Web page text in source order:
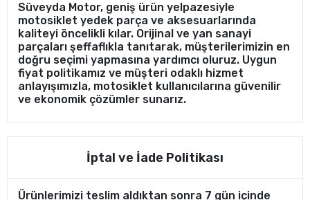
Süveyda Motor, geniş ürün yelpazesiyle
motosiklet yedek parça ve aksesuarlarında
kaliteyi öncelikli kılar. Orijinal ve yan sanayi
parçaları şeffaflıkla tanıtarak, müşterilerimizin en
doğru seçimi yapmasına yardımcı oluruz. Uygun
fiyat politikamız ve müşteri odaklı hizmet
anlayışımızla, motosiklet kullanıcılarına güvenilir
ve ekonomik çözümler sunarız.
İptal ve İade Politikası
Ürünlerimizi teslim aldıktan sonra 7 gün içinde